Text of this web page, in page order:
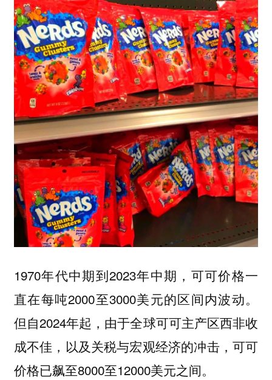
1970年代中期到2023年中期，可可价格一
直在每吨2000至3000美元的区间内波动。
但自2024年起，由于全球可可主产区西非收
成不佳，以及关税与宏观经济的冲击，可可
价格已飙至8000至12000美元之间。